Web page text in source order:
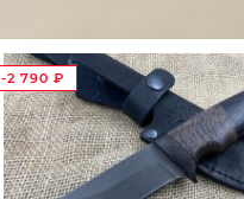
-2 790₽